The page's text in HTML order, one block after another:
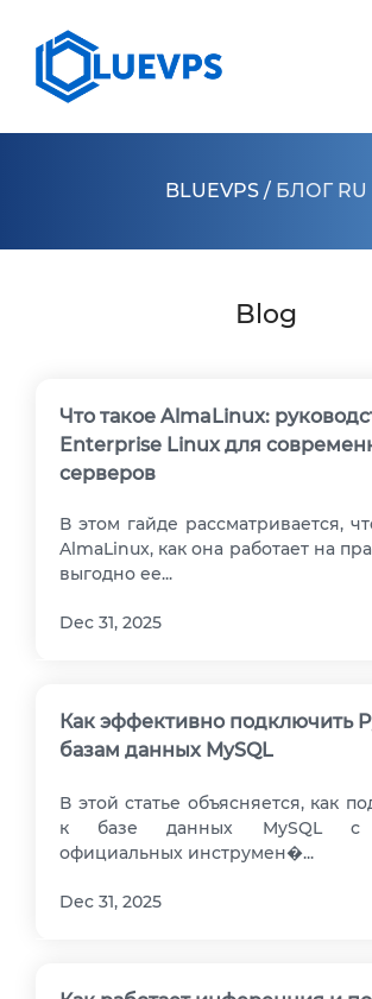
VPS США >
VPS АТЛАНТА
VPS ИЗРАИЛЬ
VPS АВСТРАЛИЯ
VPS ИТАЛИЯ
ВИДІЛЕНИЙ СЕРВЕР
ВИДІЛЕНИЙ СЕРВЕР
ШВЕЦІЯ
СЛУЖБА ПОДДЕРЖКИ
BLUEVPS / БЛОГ RU
Blog
Что такое AlmaLinux:
Enterprise Linux для
серверов
В этом гайде рассматривается,
AlmaLinux, как она работает на
выгодно ее...
Dec 31, 2025
Как эффективно подключить
базам данных MySQL
В этой статье объясняется, как
к базе данных MySQL с
официальных инструмен�...
Dec 31, 2025